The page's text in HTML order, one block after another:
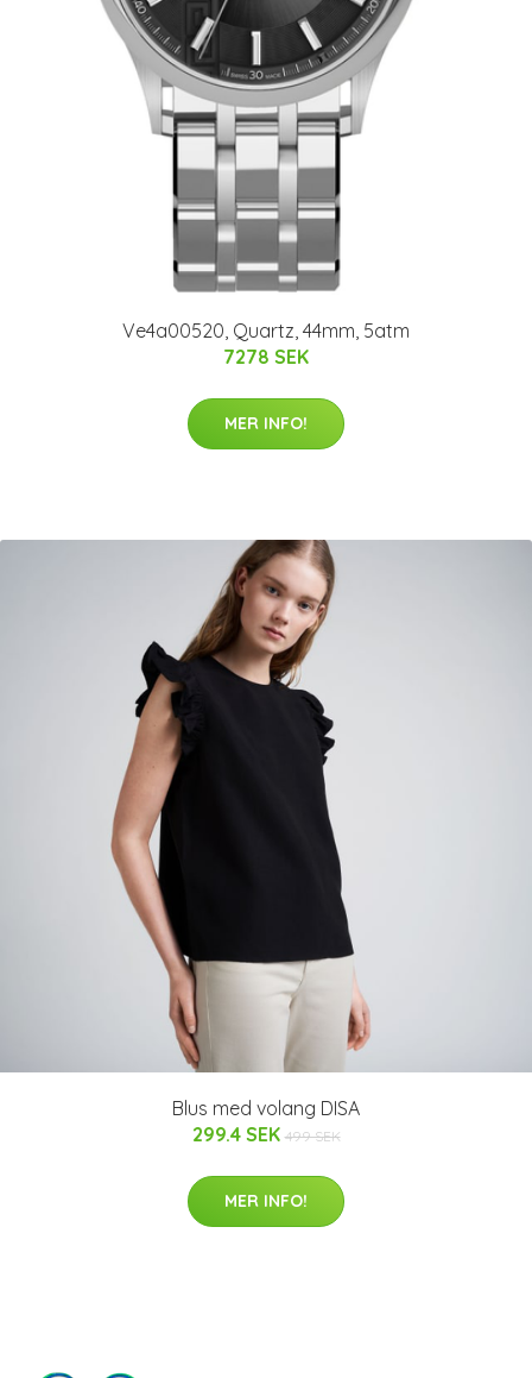
Ve4a00520, Quartz, 44mm, 5atm
7278 SEK
MER INFO!
Blus med volang DISA
299.4 SEK 499 SEK
MER INFO!